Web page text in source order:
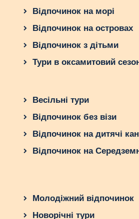
Відпочинок на морі
Відпочинок на островах
Відпочинок з дітьми
Тури в оксамитовий
Весільні тури
Відпочинок без візи
Відпочинок на дитячі
Відпочинок на
Молодіжний відпочинок
Новорічні тури